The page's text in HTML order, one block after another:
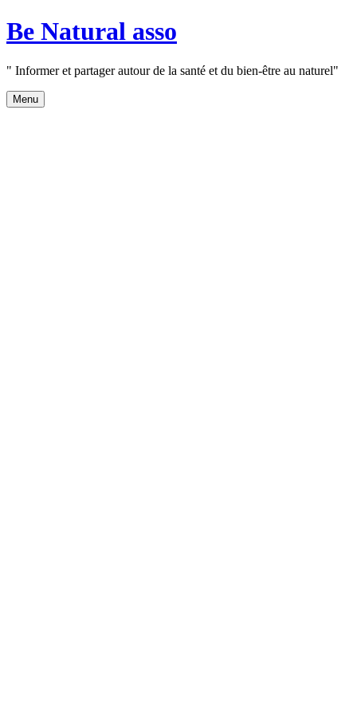
Aller
au
Be Natural asso
" Informer et partager autour de la santé et du bien-être au naturel"
Menu